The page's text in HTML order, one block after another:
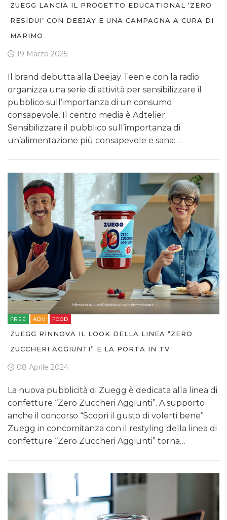
ZUEGG LANCIA IL PROGETTO EDUCATIONAL ‘ZERO
RESIDUI’ CON DEEJAY E UNA CAMPAGNA A CURA DI
MARIMO
19 Marzo 2025
Il brand debutta alla Deejay Teen e con la radio
organizza una serie di attività per sensibilizzare il
pubblico sull’importanza di un consumo
consapevole. Il centro media è Adtelier
Sensibilizzare il pubblico sull’importanza di
un’alimentazione più consapevole e sana:…
FREE ADV FOOD
ZUEGG RINNOVA IL LOOK DELLA LINEA “ZERO
ZUCCHERI AGGIUNTI” E LA PORTA IN TV
08 Aprile 2024
La nuova pubblicità di Zuegg è dedicata alla linea di
confetture “Zero Zuccheri Aggiunti”. A supporto
anche il concorso “Scopri il gusto di volerti bene”
Zuegg in concomitanza con il restyling della linea di
confetture “Zero Zuccheri Aggiunti” torna…